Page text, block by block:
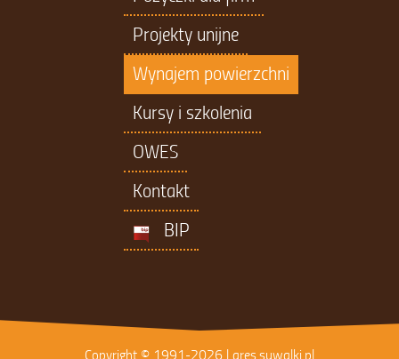
Projekty unijne
Wynajem powierzchni
Kursy i szkolenia
OWES
Kontakt
BIP
Copyright © 1991-2026 | ares.suwalki.pl